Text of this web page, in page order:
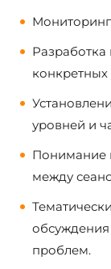
Мониторинг
Разработка
конкретных
уровней и
Понимание
между
проблем.